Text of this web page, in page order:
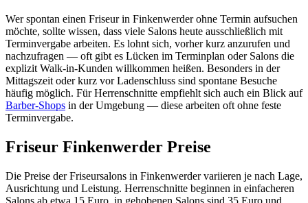
Wer spontan einen Friseur in Finkenwerder ohne Termin aufsuchen
möchte, sollte wissen, dass viele Salons heute ausschließlich mit
Terminvergabe arbeiten. Es lohnt sich, vorher kurz anzurufen und
nachzufragen — oft gibt es Lücken im Terminplan oder Salons die
explizit Walk-in-Kunden willkommen heißen. Besonders in der
Mittagszeit oder kurz vor Ladenschluss sind spontane Besuche
häufig möglich. Für Herrenschnitte empfiehlt sich auch ein Blick auf
Barber-Shops in der Umgebung — diese arbeiten oft ohne feste
Terminvergabe.
Friseur Finkenwerder Preise
Die Preise der Friseursalons in Finkenwerder variieren je nach Lage,
Ausrichtung und Leistung. Herrenschnitte beginnen in einfacheren
Salons ab etwa 15 Euro, in gehobenen Salons sind 35 Euro und